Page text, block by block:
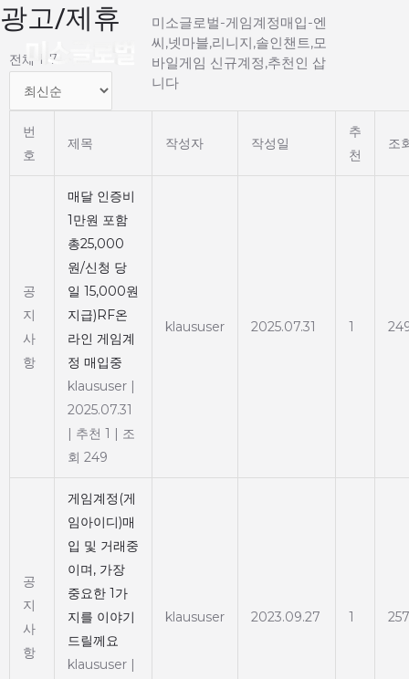
콘
텐
츠
건
기
미소글로벌-게임계정매입-엔
씨,넷마블,리니지,솔인챈트,모
바일게임 신규계정,추천인 삽
니다
광고/제휴
전체 117
번
호
제목 작성자 작성일
추
천
조
공
지
사
항
매달 인증비
1만원 포함
총25,000
원/신청 당
일 15,000원
지급)RF온
라인 게임계
정 매입중
klaususer |
2025.07.31
| 추천 1 | 조
회 249
klaususer 2025.07.31 1
공
지
사
항
게임계정(게
임아이디)매
입 및 거래중
이며, 가장
중요한 1가
지를 이야기
드릴께요
klaususer |
klaususer 2023.09.27 1